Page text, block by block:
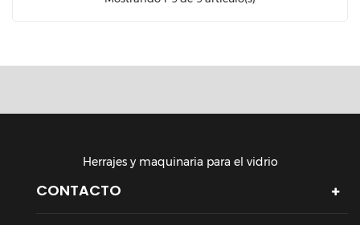
Herrajes y maquinaria para el vidrio
CONTACTO